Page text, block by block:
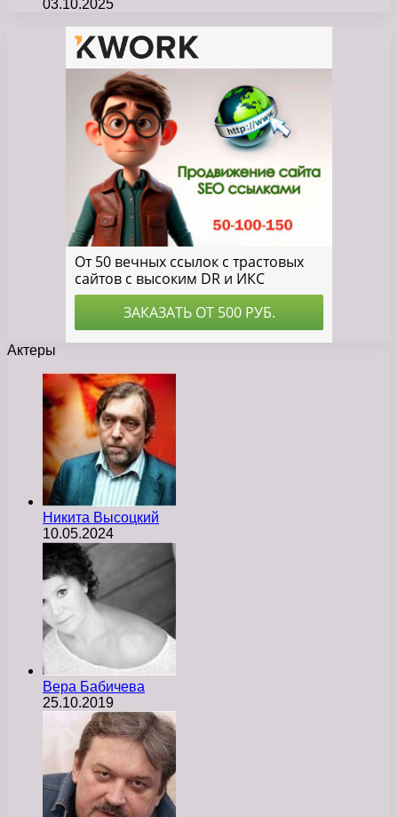
03.10.2025
Актеры
Никита Высоцкий
10.05.2024
Вера Бабичева
25.10.2019